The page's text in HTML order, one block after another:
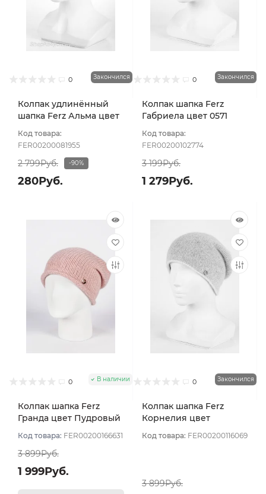
0 Закончился
Колпак удлинённый
шапка Ferz Альма цвет
Код товара:
FER00200081955
2 799Руб. -90%
280Руб.
0 Закончился
Колпак шапка Ferz
Габриела цвет 0571
Код товара:
FER00200102774
3 199Руб.
1 279Руб.
0 В наличии
Колпак шапка Ferz
Гранда цвет Пудровый
Код товара: FER00200166631
3 899Руб.
1 999Руб.
0 Закончился
Колпак шапка Ferz
Корнелия цвет
Код товара: FER00200116069
3 899Руб.